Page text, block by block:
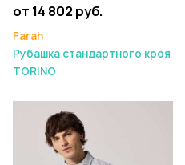
от 14 802 руб.
Farah
Рубашка стандартного кроя
TORINO